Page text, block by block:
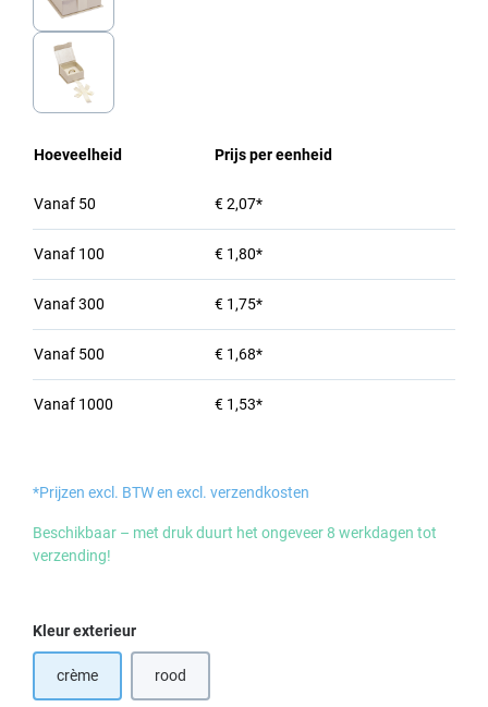
Hoeveelheid Prijs per eenheid
Vanaf 50 € 2,07*
Vanaf 100 € 1,80*
Vanaf300 € 1,75*
Vanaf 500 € 1,68*
Vanaf 1000 € 1,53*
*Prijzen excl. BTW en excl. verzendkosten
Beschikbaar – met druk duurt het ongeveer 8 werkdagen tot
verzending!
Selecteer
Kleur exterieur
crème rood(Deze optie is momenteel niet beschikbaar.)